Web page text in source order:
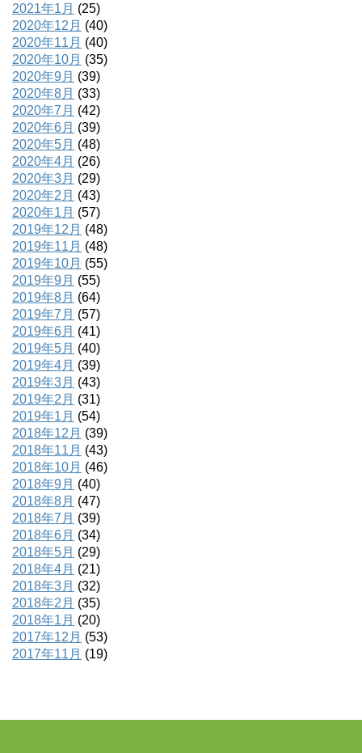
2021年1月 (25)
2020年12月 (40)
2020年11月 (40)
2020年10月 (35)
2020年9月 (39)
2020年8月 (33)
2020年7月 (42)
2020年6月 (39)
2020年5月 (48)
2020年4月 (26)
2020年3月 (29)
2020年2月 (43)
2020年1月 (57)
2019年12月 (48)
2019年11月 (48)
2019年10月 (55)
2019年9月 (55)
2019年8月 (64)
2019年7月 (57)
2019年6月 (41)
2019年5月 (40)
2019年4月 (39)
2019年3月 (43)
2019年2月 (31)
2019年1月 (54)
2018年12月 (39)
2018年11月 (43)
2018年10月 (46)
2018年9月 (40)
2018年8月 (47)
2018年7月 (39)
2018年6月 (34)
2018年5月 (29)
2018年4月 (21)
2018年3月 (32)
2018年2月 (35)
2018年1月 (20)
2017年12月 (53)
2017年11月 (19)